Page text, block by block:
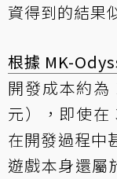
資得到的結果
根據 MK-
開發成本約為
元），即使在
在開發過程中
遊戲本身還屬